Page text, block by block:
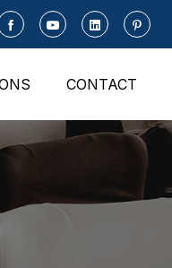
CONTACT